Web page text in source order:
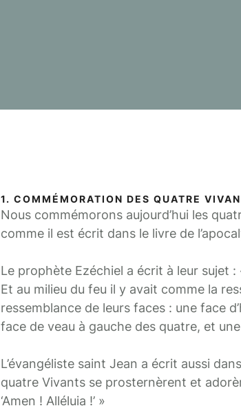
1. COMMÉMORATION DES QUATRE
Nous commémorons aujourd’hui les
comme il est écrit dans le livre de
Le prophète Ezéchiel a écrit à leur sujet
Et au milieu du feu il y avait comme la
ressemblance de leurs faces : une face
face de veau à gauche des quatre, et
L’évangéliste saint Jean a écrit aussi
quatre Vivants se prosternèrent et
‘Amen ! Alléluia !’ »